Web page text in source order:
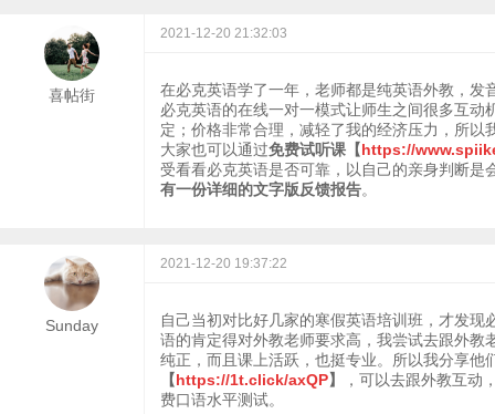
喜帖街
2021-12-20 21:32:03
在必克英语学了一年，老师都是纯英语外教，发
必克英语的在线一对一模式让师生之间很多互动
定；价格非常合理，减轻了我的经济压力，所以
大家也可以通过免费试听课【https://
受看看必克英语是否可靠，以自己的亲身判断是
有一份详细的文字版反馈报告。
Sunday
2021-12-20 19:37:22
自己当初对比好几家的寒假英语培训班，才发现
语的肯定得对外教老师要求高，我尝试去跟外教
纯正，而且课上活跃，也挺专业。所以我分享他
【https://1t.click/axQP】
，可以去跟外教互动
费口语水平测试。